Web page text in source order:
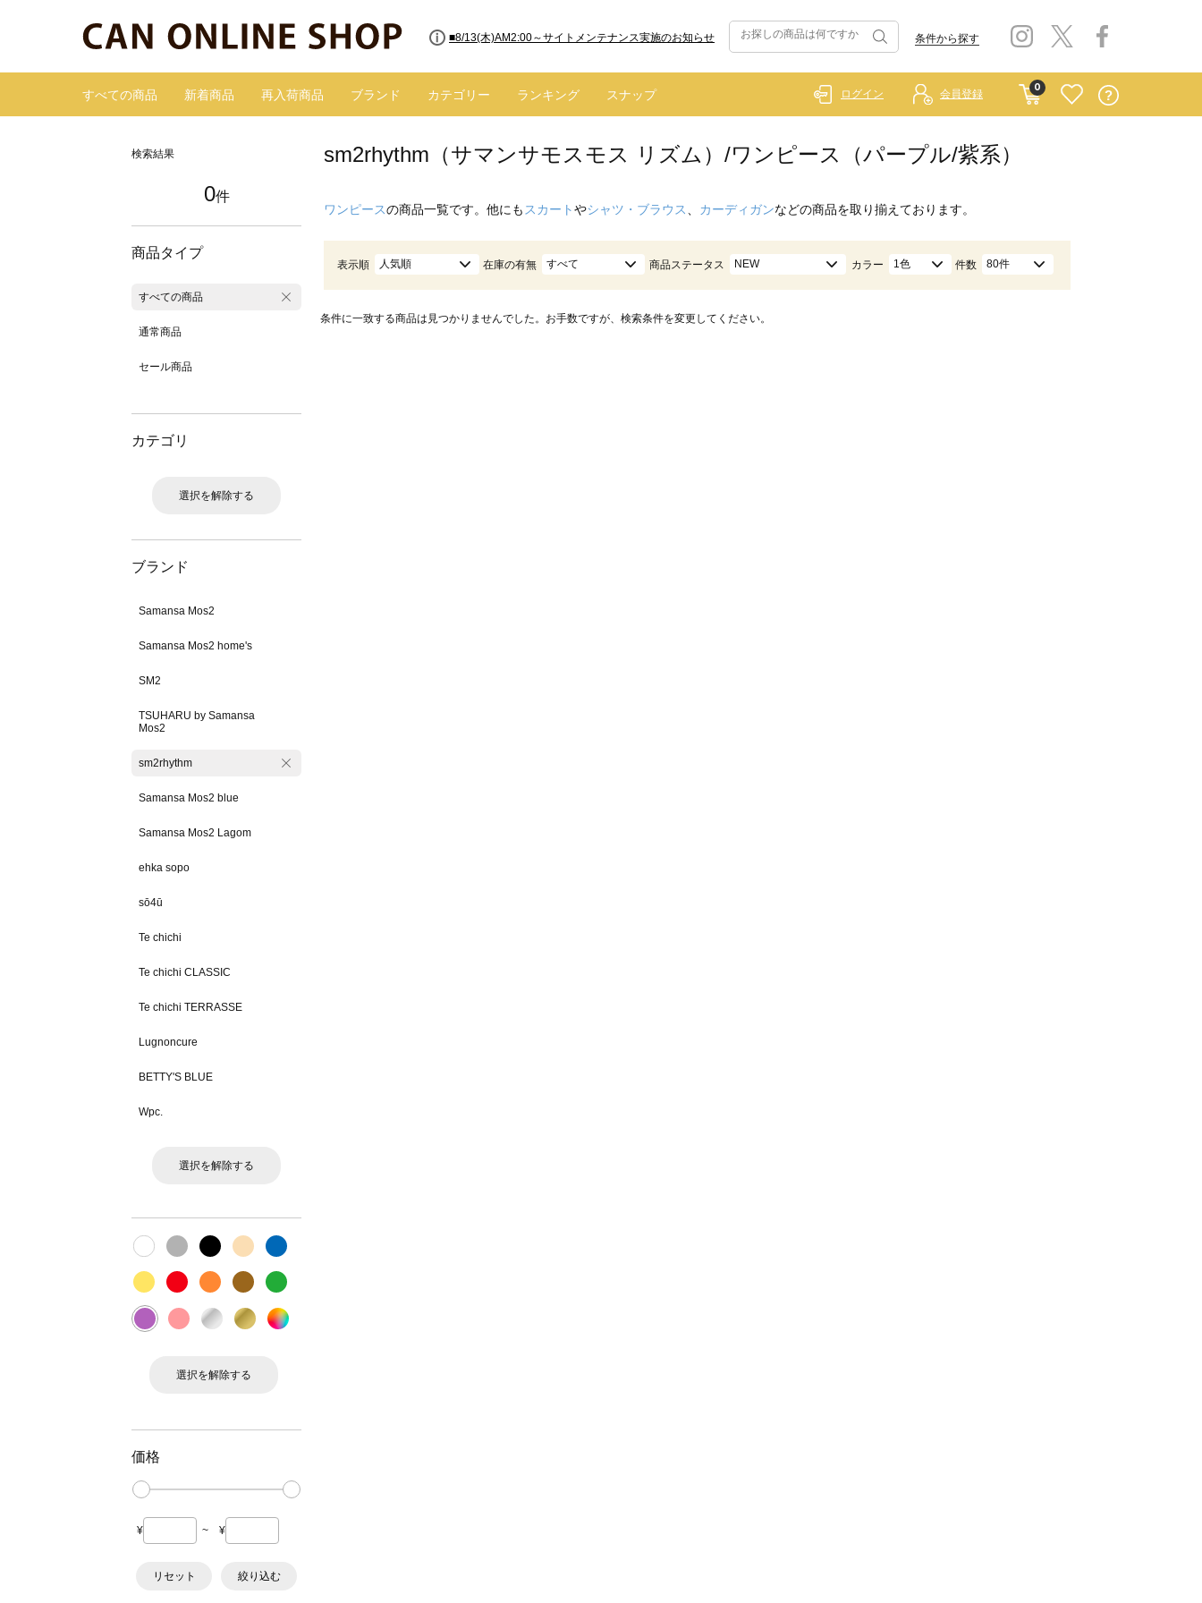
■8/13(木)AM2:00～サイトメンテナンス実施のお知らせ 条件から探す
すべての商品 新着商品 再入荷商品 ブランド カテゴリー ランキング スナップ
0
ログイン 会員登録
検索結果
0件
商品タイプ
すべての商品
通常商品
セール商品
カテゴリ
選択を解除する
ブランド
Samansa Mos2
Samansa Mos2 home's
SM2
TSUHARU by Samansa
Mos2
sm2rhythm
Samansa Mos2 blue
Samansa Mos2 Lagom
ehka sopo
sō4ū
Te chichi
Te chichi CLASSIC
Te chichi TERRASSE
Lugnoncure
BETTY'S BLUE
Wpc.
選択を解除する
選択を解除する
価格
¥ ~ ¥
リセット 絞り込む
sm2rhythm（サマンサモスモス リズム）/ワンピース（パープル/紫系）
ワンピースの商品一覧です。他にも スカートやシャツ・ブラウス カーディガンなどの商品を取り揃えております。
表示順 人気順 在庫の有無 すべて 商品ステータス NEW カラー 1色 件数 80件
条件に一致する商品は見つかりませんでした。お手数ですが、検索条件を変更してください。